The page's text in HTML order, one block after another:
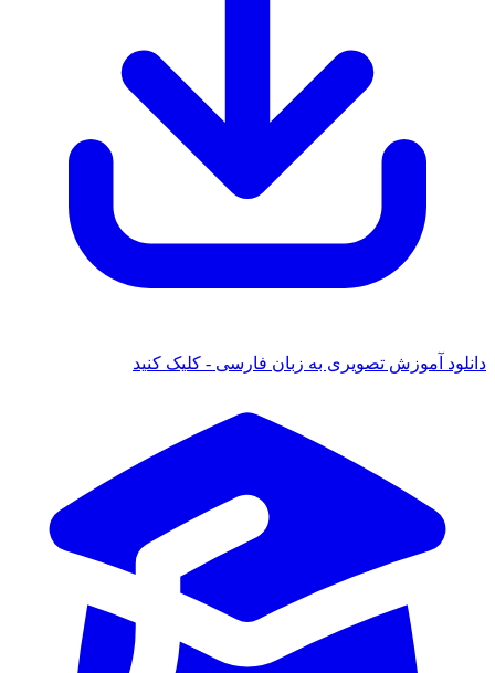
دانلود آموزش تصویری به زبان فارسی - کلیک کنید